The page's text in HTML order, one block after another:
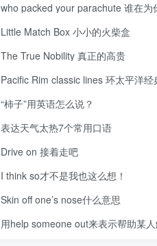
Little Match Box 小小的火柴盒
The True Nobility 真正的高贵
Pacific Rim classic lines 环太平洋经
“柿子”用英语怎么说？
表达天气太热7个常用口语
Drive on 接着走吧
I think so才不是我也这么想！
Skin off one’s nose什么意思